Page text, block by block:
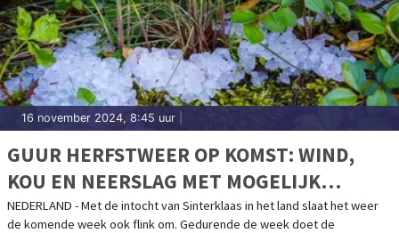
16 november 2024, 8:45 uur
GUUR HERFSTWEER OP KOMST: WIND,
KOU EN NEERSLAG MET MOGELIJK
WINTERSE BUIEN
NEDERLAND - Met de intocht van Sinterklaas in het land slaat het weer
de komende week ook flink om. Gedurende de week doet de